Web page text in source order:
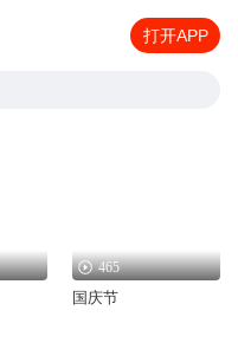
打开APP
465
国庆节